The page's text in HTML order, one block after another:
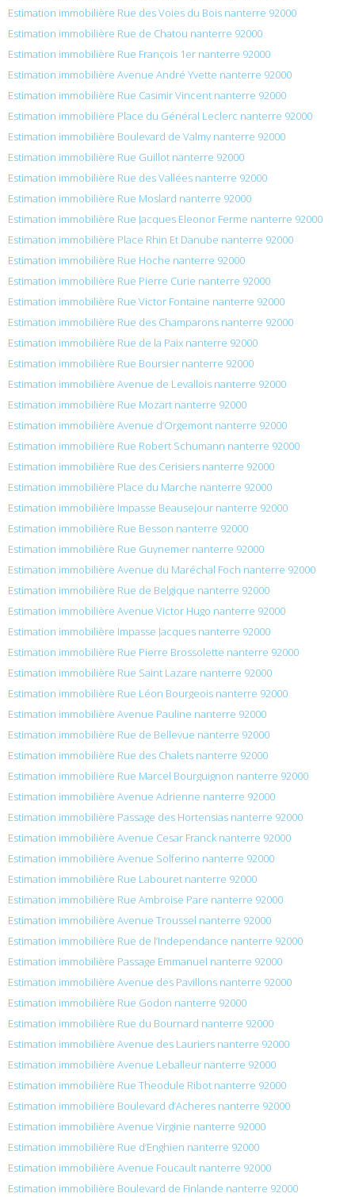
Estimation immobilière Rue des Voies du Bois nanterre 92000
Estimation immobilière Rue de Chatou nanterre 92000
Estimation immobilière Rue François 1er nanterre 92000
Estimation immobilière Avenue André Yvette nanterre 92000
Estimation immobilière Rue Casimir Vincent nanterre 92000
Estimation immobilière Place du Général Leclerc nanterre 92000
Estimation immobilière Boulevard de Valmy nanterre 92000
Estimation immobilière Rue Guillot nanterre 92000
Estimation immobilière Rue des Vallées nanterre 92000
Estimation immobilière Rue Moslard nanterre 92000
Estimation immobilière Rue Jacques Eleonor Ferme nanterre 92000
Estimation immobilière Place Rhin Et Danube nanterre 92000
Estimation immobilière Rue Hoche nanterre 92000
Estimation immobilière Rue Pierre Curie nanterre 92000
Estimation immobilière Rue Victor Fontaine nanterre 92000
Estimation immobilière Rue des Champarons nanterre 92000
Estimation immobilière Rue de la Paix nanterre 92000
Estimation immobilière Rue Boursier nanterre 92000
Estimation immobilière Avenue de Levallois nanterre 92000
Estimation immobilière Rue Mozart nanterre 92000
Estimation immobilière Avenue d’Orgemont nanterre 92000
Estimation immobilière Rue Robert Schumann nanterre 92000
Estimation immobilière Rue des Cerisiers nanterre 92000
Estimation immobilière Place du Marche nanterre 92000
Estimation immobilière Impasse Beausejour nanterre 92000
Estimation immobilière Rue Besson nanterre 92000
Estimation immobilière Rue Guynemer nanterre 92000
Estimation immobilière Avenue du Maréchal Foch nanterre 92000
Estimation immobilière Rue de Belgique nanterre 92000
Estimation immobilière Avenue Victor Hugo nanterre 92000
Estimation immobilière Impasse Jacques nanterre 92000
Estimation immobilière Rue Pierre Brossolette nanterre 92000
Estimation immobilière Rue Saint Lazare nanterre 92000
Estimation immobilière Rue Léon Bourgeois nanterre 92000
Estimation immobilière Avenue Pauline nanterre 92000
Estimation immobilière Rue de Bellevue nanterre 92000
Estimation immobilière Rue des Chalets nanterre 92000
Estimation immobilière Rue Marcel Bourguignon nanterre 92000
Estimation immobilière Avenue Adrienne nanterre 92000
Estimation immobilière Passage des Hortensias nanterre 92000
Estimation immobilière Avenue Cesar Franck nanterre 92000
Estimation immobilière Avenue Solferino nanterre 92000
Estimation immobilière Rue Labouret nanterre 92000
Estimation immobilière Rue Ambroise Pare nanterre 92000
Estimation immobilière Avenue Troussel nanterre 92000
Estimation immobilière Rue de l’Independance nanterre 92000
Estimation immobilière Passage Emmanuel nanterre 92000
Estimation immobilière Avenue des Pavillons nanterre 92000
Estimation immobilière Rue Godon nanterre 92000
Estimation immobilière Rue du Bournard nanterre 92000
Estimation immobilière Avenue des Lauriers nanterre 92000
Estimation immobilière Avenue Leballeur nanterre 92000
Estimation immobilière Rue Theodule Ribot nanterre 92000
Estimation immobilière Boulevard d’Acheres nanterre 92000
Estimation immobilière Avenue Virginie nanterre 92000
Estimation immobilière Rue d’Enghien nanterre 92000
Estimation immobilière Avenue Foucault nanterre 92000
Estimation immobilière Boulevard de Finlande nanterre 92000